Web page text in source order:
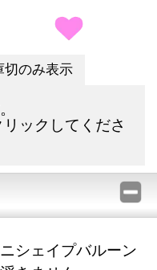
切のみ表示
リックしてくださ
シェイプバルーン